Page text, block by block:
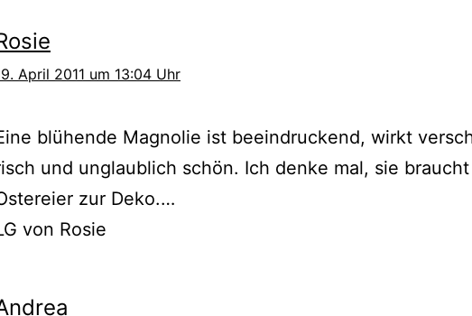
April 2011 um 13:04 Uhr
blü­hen­de Magnolie ist beein­dru­ckend, wirkt
und unglaub­lich schön. Ich den­ke mal, sie
zur Deko.…
von Rosie